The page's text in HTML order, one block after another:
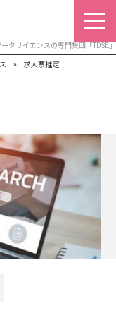
タサイエンスの専門集団「TDSE」
» 求人票推定